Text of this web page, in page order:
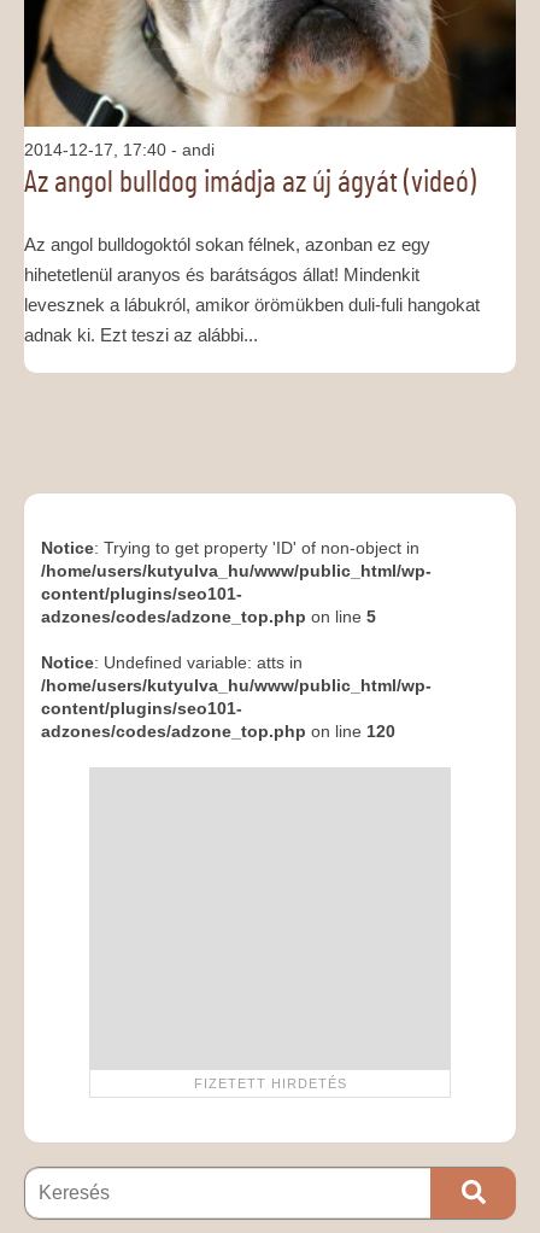
2014-12-17, 17:40 - andi
Az angol bulldog imádja az új ágyát (videó)
Az angol bulldogoktól sokan félnek, azonban ez egy
hihetetlenül aranyos és barátságos állat! Mindenkit
levesznek a lábukról, amikor örömükben duli-fuli hangokat
adnak ki. Ezt teszi az alábbi...
Notice: Trying to get property 'ID' of non-object in
/home/users/kutyulva_hu/www/public_html/wp-
content/plugins/seo101-
adzones/codes/adzone_top.php on line 5
Notice: Undefined variable: atts in
/home/users/kutyulva_hu/www/public_html/wp-
content/plugins/seo101-
adzones/codes/adzone_top.php on line 120